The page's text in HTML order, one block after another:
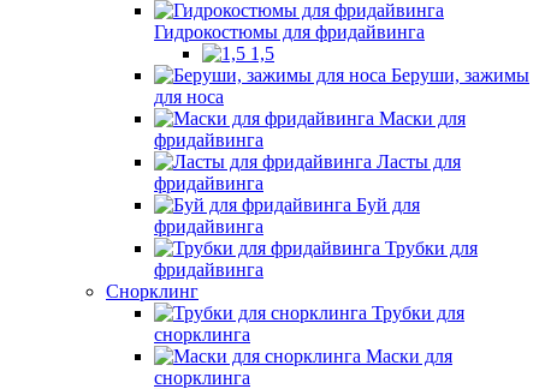
Гидрокостюмы для фридайвинга
1,5
Беруши, зажимы
для носа
Маски для
фридайвинга
Ласты для
фридайвинга
Буй для
фридайвинга
Трубки для
фридайвинга
Снорклинг
Трубки для
снорклинга
Маски для
снорклинга